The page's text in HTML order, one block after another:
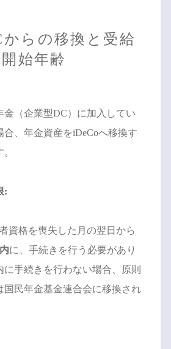
からの移換と受給
開始年齢
金（企業型DC）に加入してい
合、年金資産をiDeCoへ移換す
:
資格を喪失した月の翌日から
に、手続きを行う必要があり
に手続きを行わない場合、原則
国民年金基金連合会に移換され